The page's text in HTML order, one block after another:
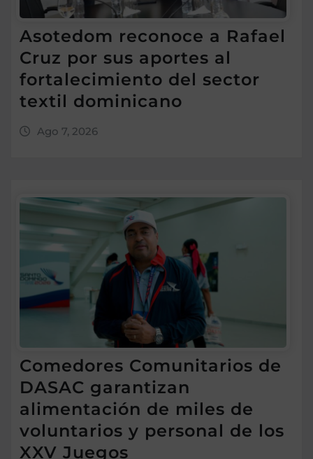
Asotedom reconoce a Rafael
Cruz por sus aportes al
fortalecimiento del sector
textil dominicano
Ago 7, 2026
Comedores Comunitarios de
DASAC garantizan
alimentación de miles de
voluntarios y personal de los
XXV Juegos